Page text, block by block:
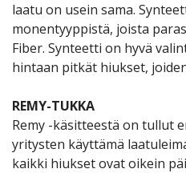
laatu on usein sama.
monentyyppistä, joista
Fiber. Synteetti on hyvä
hintaan pitkät hiukset,
REMY-TUKKA
Remy -käsitteestä on tullut
yritysten käyttämä
kaikki hiukset ovat oikein